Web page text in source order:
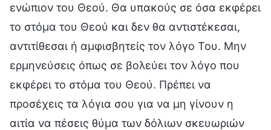
ενώπιον του Θεού. Θα υπακούς σε όσα εκφέρει
το στόμα του Θεού και δεν θα αντιστέκεσαι,
αντιτίθεσαι ή αμφισβητείς τον λόγο Του. Μην
ερμηνεύσεις όπως σε βολεύει τον λόγο που
εκφέρει το στόμα του Θεού. Πρέπει να
προσέχεις τα λόγια σου για να μη γίνουν η
αιτία να πέσεις θύμα των δόλιων σκευωριών